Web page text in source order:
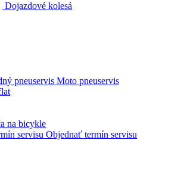
Dojazdové kolesá
pneuservis Moto pneuservis
na bicykle
Objednať termín servisu